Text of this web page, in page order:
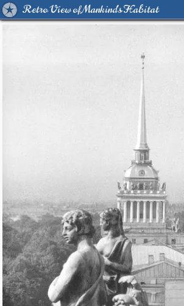
Retro View of Mankind's Habitat